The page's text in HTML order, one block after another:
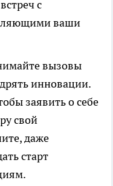
с
ваши
вызовы
инновации.
заявить о себе
свой
даже
старт